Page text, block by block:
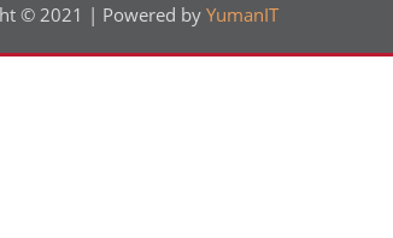
© 2021 | Powered byYumanIT